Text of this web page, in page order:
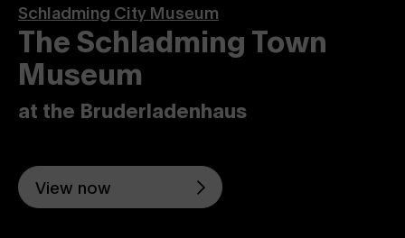
Schladming City Museum
The Schladming Town
Museum
at the Bruderladenhaus
View now